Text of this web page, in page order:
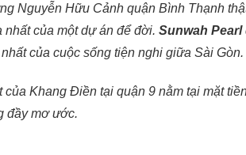
Nguyễn Hữu Cảnh quận Bình Thạnh
của một dự án để đời. Sunwah Pearl
của cuộc sống tiện nghi giữa Sài Gòn.
của Khang Điền tại quận 9 nằm tại mặt
đầy mơ ước.